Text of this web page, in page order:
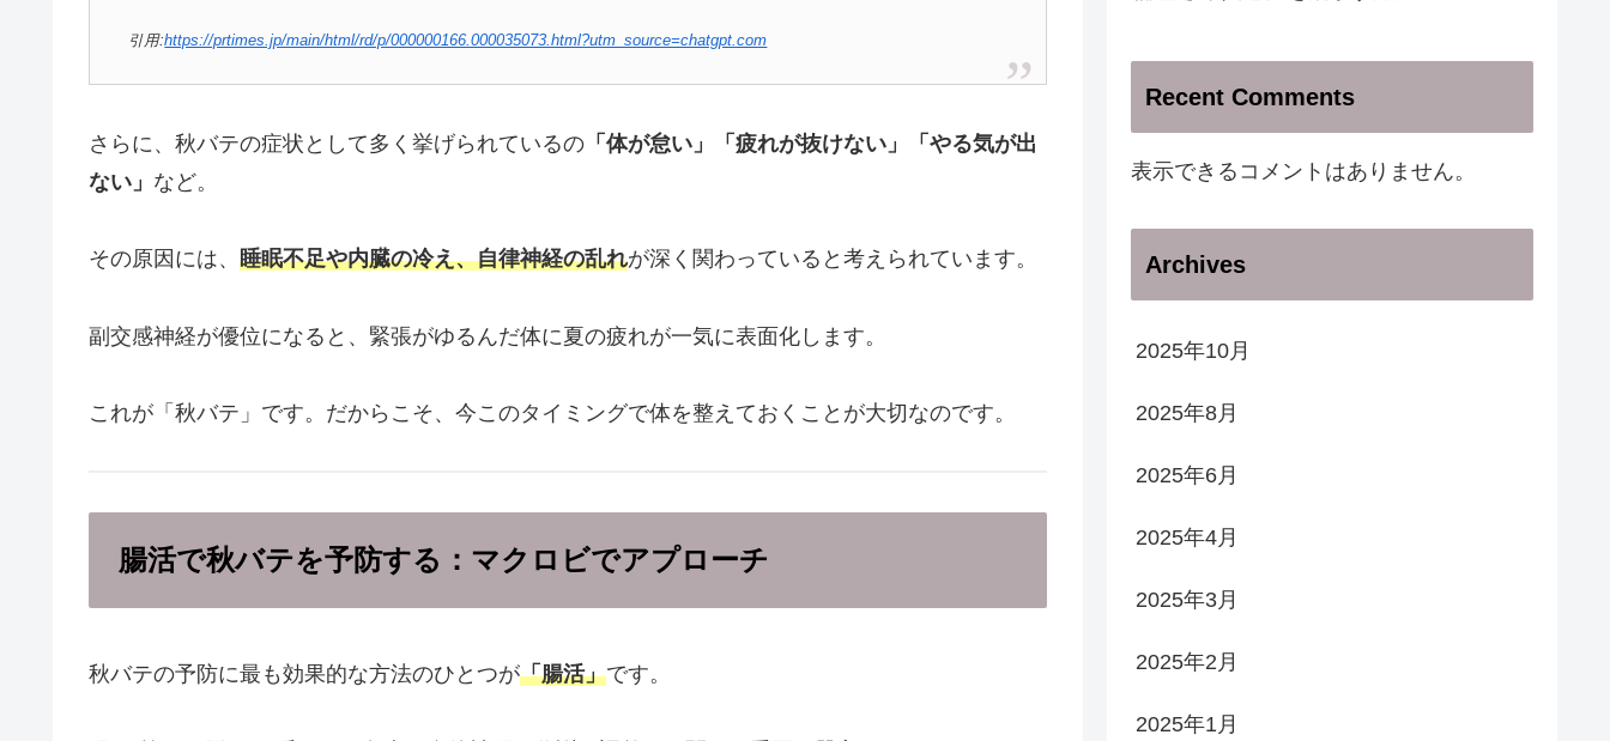
引用:https://prtimes.jp/main/html/rd/p/000000166.000035073.html?utm_source=chatgpt.com
さらに、秋バテの症状として多く挙げられているの 「体が怠い」「疲れが抜けない」「やる気が出
ない」 など。
その原因には、 睡眠不足や内臓の冷え、自律神経の乱れが深く関わっていると考えられています。
副交感神経が優位になると、緊張がゆるんだ体に夏の疲れが一気に表面化します。
これが「秋バテ」です。だからこそ、今このタイミングで体を整えておくことが大切なのです。
腸活で秋バテを予防する：マクロビでアプローチ
秋バテの予防に最も効果的な方法のひとつが「腸活」です。
Recent Comments
表示できるコメントはありません。
Archives
2025年10月
2025年8月
2025年6月
2025年4月
2025年3月
2025年2月
2025年1月